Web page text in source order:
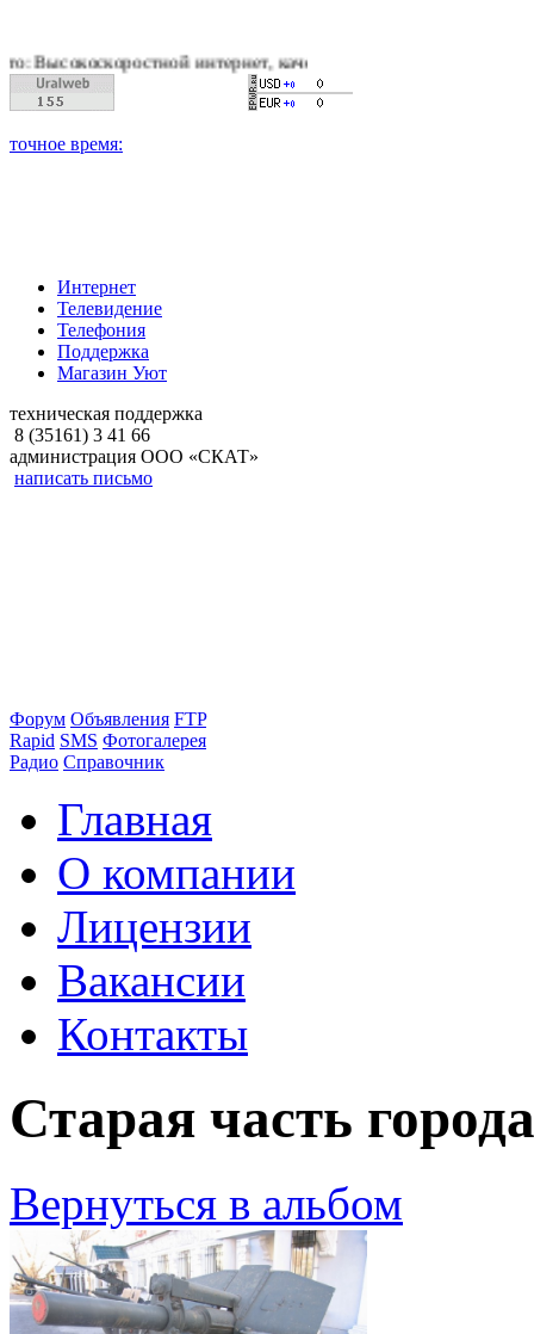
интернет, качественное цифровое и кабельное
Интернет
Телевидение
Телефония
Поддержка
Магазин Уют
техническая поддержка
8 (35161) 3 41 66
администрация ООО «СКАТ»
написать письмо
Форум Объявления FTP
Rapid SMS Фотогалерея
Радио Справочник
Главная
О компании
Лицензии
Вакансии
Контакты
Старая часть
Вернуться в альбом